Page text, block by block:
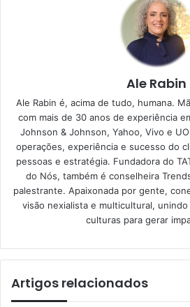
Ale Rabin
Ale Rabin é, acima de tudo, humana.
com mais de 30 anos de experiência
Johnson & Johnson, Yahoo, Vivo e
operações, experiência e sucesso do
pessoas e estratégia. Fundadora do
do Nós, também é conselheira
palestrante. Apaixonada por gente,
visão nexialista e multicultural,
culturas para gerar
Artigos relacionados